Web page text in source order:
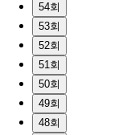
54회
53회
52회
51회
50회
49회
48회